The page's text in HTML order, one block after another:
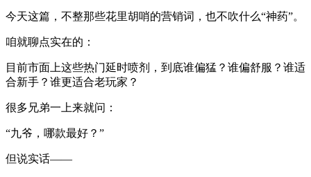
今天这篇，不整那些花里胡哨的营销词，也不吹什么“神药”。
咱就聊点实在的：
目前市面上这些热门延时喷剂，到底谁偏猛？谁偏舒服？谁适
合新手？谁更适合老玩家？
很多兄弟一上来就问：
“九爷，哪款最好？”
但说实话——